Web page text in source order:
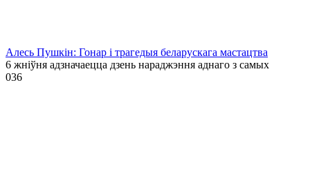
Алесь Пушкін: Гонар і трагедыя беларускага мастацтва
6 жніўня адзначаецца дзень нараджэння аднаго з самых
036